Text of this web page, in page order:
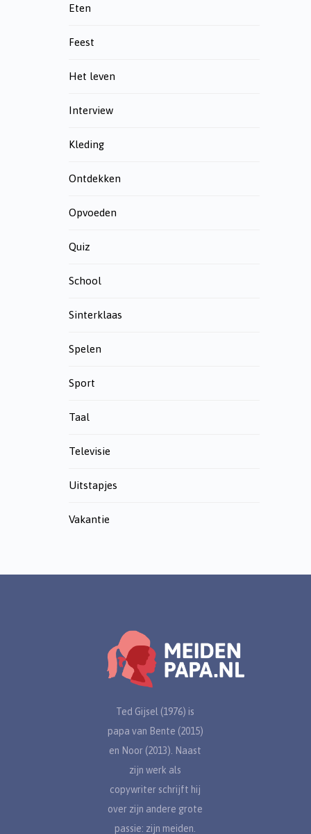
Eten
Feest
Het leven
Interview
Kleding
Ontdekken
Opvoeden
Quiz
School
Sinterklaas
Spelen
Sport
Taal
Televisie
Uitstapjes
Vakantie
Ted Gijsel (1976) is
papa van Bente (2015)
en Noor (2013). Naast
zijn werk als
copywriter schrijft hij
over zijn andere grote
passie: zijn meiden.